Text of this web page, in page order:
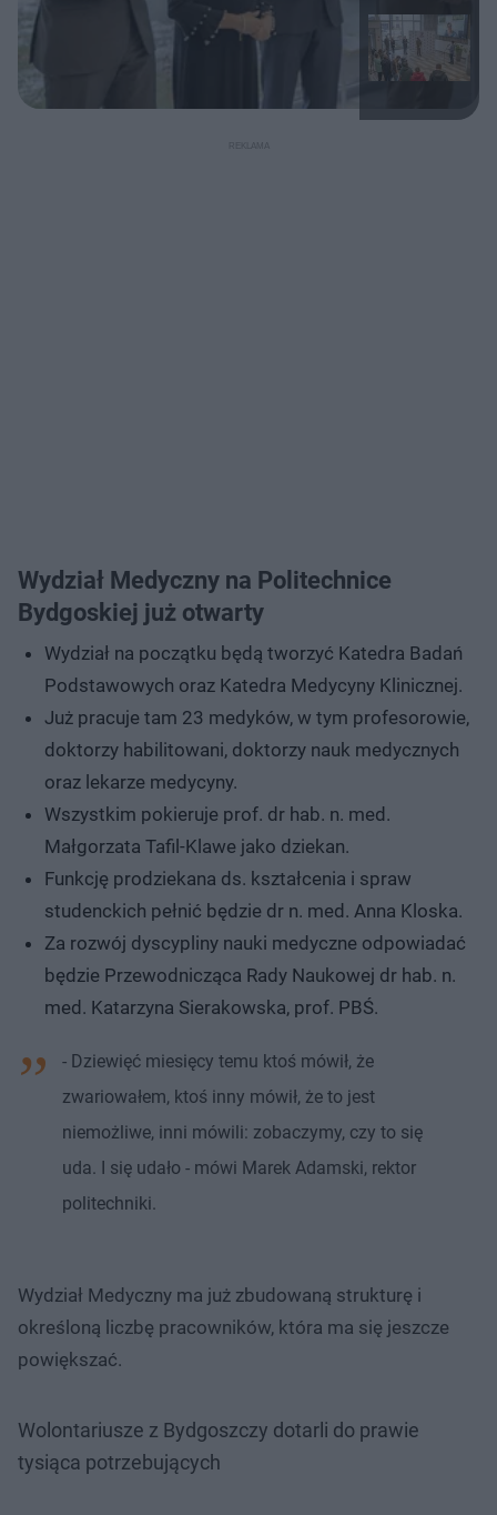
Wydział Medyczny na Politechnice
Bydgoskiej już otwarty
Wydział na początku będą tworzyć Katedra Badań
Podstawowych oraz Katedra Medycyny Klinicznej.
Już pracuje tam 23 medyków, w tym profesorowie,
doktorzy habilitowani, doktorzy nauk medycznych
oraz lekarze medycyny.
Wszystkim pokieruje prof. dr hab. n. med.
Małgorzata Tafil-Klawe jako dziekan.
Funkcję prodziekana ds. kształcenia i spraw
studenckich pełnić będzie dr n. med. Anna Kloska.
Za rozwój dyscypliny nauki medyczne odpowiadać
będzie Przewodnicząca Rady Naukowej dr hab. n.
med. Katarzyna Sierakowska, prof. PBŚ.
- Dziewięć miesięcy temu ktoś mówił, że
zwariowałem, ktoś inny mówił, że to jest
niemożliwe, inni mówili: zobaczymy, czy to się
uda. I się udało - mówi Marek Adamski, rektor
politechniki.
Wydział Medyczny ma już zbudowaną strukturę i
określoną liczbę pracowników, która ma się jeszcze
powiększać.
Wolontariusze z Bydgoszczy dotarli do prawie
tysiąca potrzebujących